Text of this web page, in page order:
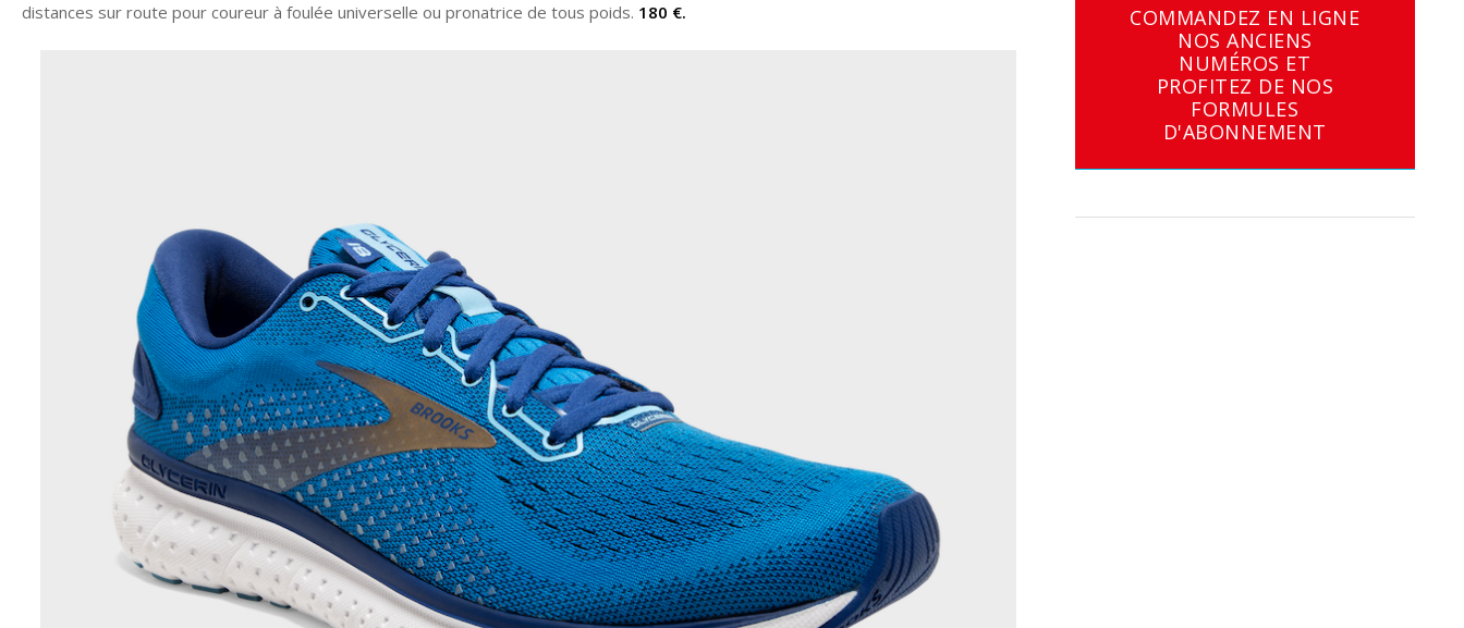
distances sur route pour coureur à foulée universelle ou pronatrice de tous poids. 180 €.
COMMANDEZ EN LIGNE
NOS ANCIENS
NUMÉROS ET
PROFITEZ DE NOS
FORMULES
D'ABONNEMENT